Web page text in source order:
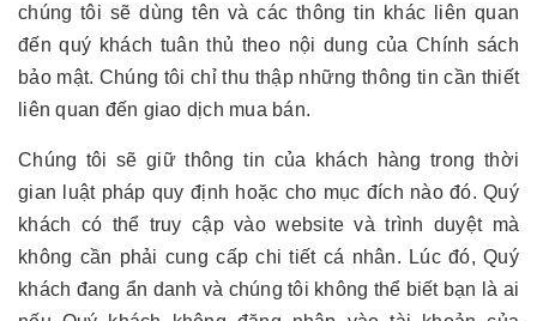
chúng tôi sẽ dùng tên và các thông tin khác liên quan
đến quý khách tuân thủ theo nội dung của Chính sách
bảo mật. Chúng tôi chỉ thu thập những thông tin cần thiết
liên quan đến giao dịch mua bán.
Chúng tôi sẽ giữ thông tin của khách hàng trong thời
gian luật pháp quy định hoặc cho mục đích nào đó. Quý
khách có thể truy cập vào website và trình duyệt mà
không cần phải cung cấp chi tiết cá nhân. Lúc đó, Quý
khách đang ẩn danh và chúng tôi không thể biết bạn là ai